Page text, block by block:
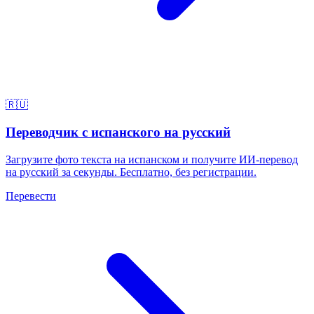
🇷🇺
Переводчик с испанского на русский
Загрузите фото текста на испанском и получите ИИ-перевод
на русский за секунды. Бесплатно, без регистрации.
Перевести